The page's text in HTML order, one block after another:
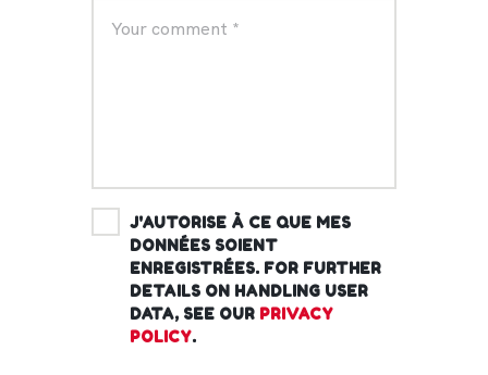
J'AUTORISE À CE QUE MES
DONNÉES SOIENT
ENREGISTRÉES. FOR FURTHER
DETAILS ON HANDLING USER
DATA, SEE OUR PRIVACY
POLICY.